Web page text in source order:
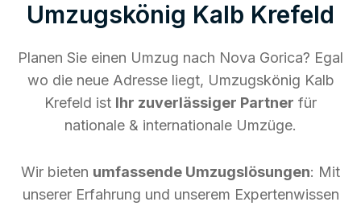
Umzugskönig Kalb Krefeld
Planen Sie einen Umzug nach Nova Gorica? Egal
wo die neue Adresse liegt, Umzugskönig Kalb
Krefeld ist Ihr zuverlässiger Partner für
nationale & internationale Umzüge.
Wir bieten umfassende Umzugslösungen: Mit
unserer Erfahrung und unserem Expertenwissen